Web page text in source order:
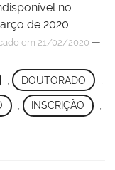
no
de 2020.
em 21/02/2020 —
DOUTORADO
, INSCRIÇÃO ,